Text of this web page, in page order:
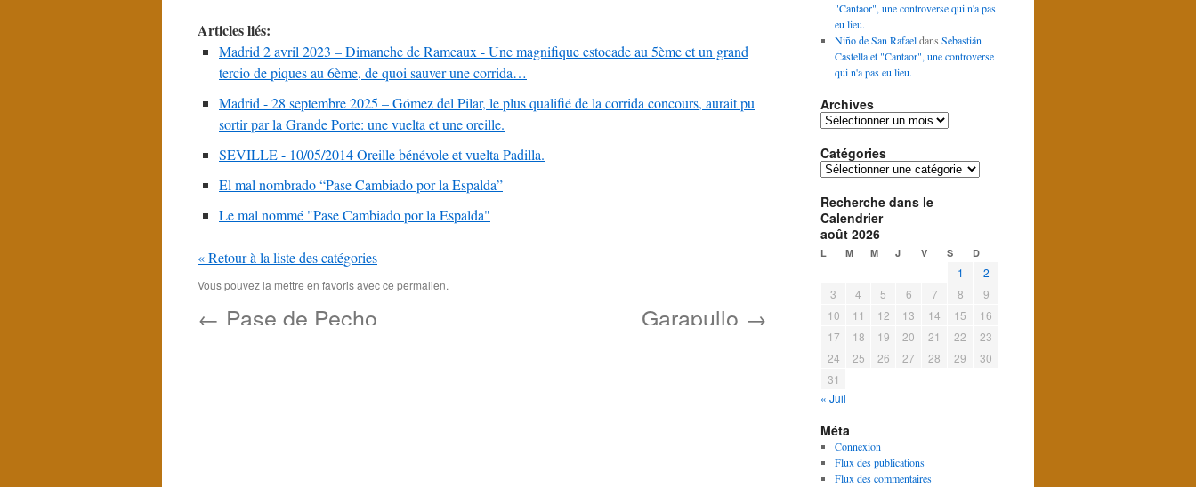
Articles liés:
Madrid 2 avril 2023 – Dimanche de Rameaux - Une magnifique estocade au 5ème et un grand
tercio de piques au 6ème, de quoi sauver une corrida…
Madrid - 28 septembre 2025 – Gómez del Pilar, le plus qualifié de la corrida concours, aurait pu
sortir par la Grande Porte: une vuelta et une oreille.
SEVILLE - 10/05/2014 Oreille bénévole et vuelta Padilla.
El mal nombrado “Pase Cambiado por la Espalda”
Le mal nommé "Pase Cambiado por la Espalda"
« Retour à la liste des catégories
Vous pouvez la mettre en favoris avecce permalien.
← Pase de Pecho Garapullo →
"Cantaor", une controverse qui n'a pas
eu lieu.
Niño de San Rafaeldans Sebastián
Castella et "Cantaor", une controverse
qui n'a pas eu lieu.
Archives
Archives
Catégories
Catégories
Recherche dans le
Calendrier
août 2026
L M M J V S D
1
2
3
4 5 6 7 8
9
10
11 12 13 14 15
16
17
18 19 20 21 22
23
24
25 26 27 28 29
30
31
« Juil
Méta
Connexion
Flux des publications
Flux des commentaires